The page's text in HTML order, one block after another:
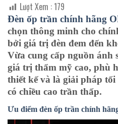
Lượt Xem :179
Đèn ốp trần chính hãng
chọn thông minh cho
bởi giá trị đèn đem đến
Vừa cung cấp nguồn ánh
giá trị thẩm mỹ cao, phù
thiết kế và là giải pháp
có chiều cao trần thấp.
Ưu điểm đèn ốp trần chính